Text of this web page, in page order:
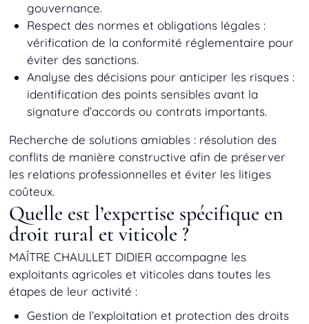
gouvernance.
Respect des normes et obligations légales :
vérification de la conformité réglementaire pour
éviter des sanctions.
Analyse des décisions pour anticiper les risques :
identification des points sensibles avant la
signature d’accords ou contrats importants.
Recherche de solutions amiables : résolution des
conflits de manière constructive afin de préserver
les relations professionnelles et éviter les litiges
coûteux.
Quelle est l’expertise spécifique en
droit rural et viticole ?
MAÎTRE CHAULLET DIDIER accompagne les
exploitants agricoles et viticoles dans toutes les
étapes de leur activité :
Gestion de l’exploitation et protection des droits